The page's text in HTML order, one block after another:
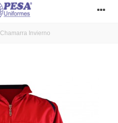
Chamarra Invierno